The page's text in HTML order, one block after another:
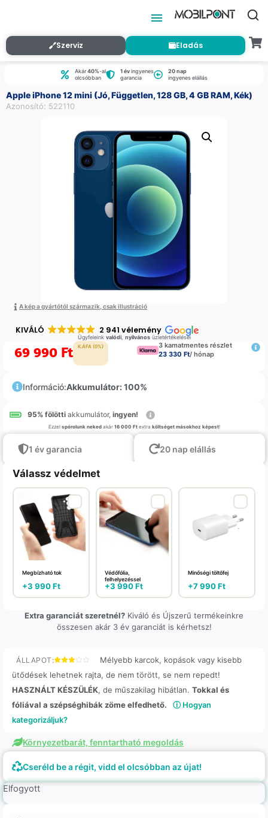
Szerviz Eladás
Akár40%-al
olcsóbban
1 évingyenes
garancia
20 nap
ingyenes elállás
Apple iPhone 12 mini (Jó, Független, 128 GB, 4 GB RAM, Kék)
Azonosító: 522110
A kép a gyártótól származik, csak illustráció
KIVÁLÓ 2 941 vélemény
Ügyfeleink valódi, nyilvánosüzletértékelései
69 990 Ft K.ÁFA (0%)
3 kamatmentes részlet
23 330 Ft/ hónap
Információ:Akkumulátor: 100%
95% fölötti akkumulátor, ingyen!
Ezzel spórolunk nekedakár 16 000 Ftextra költséget másokhoz képest!
1 év garancia 20 nap elállás
Válassz védelmet
Megbízható tok
+3 990Ft
Védőfólia,
felhelyezéssel
+3 990Ft
Minőségi töltőfej
+7 990Ft
Extra garanciát szeretnél? Kiváló és Újszerű termékeinkre
összesen akár 3 év garanciát is kérhetsz!
ÁLLAPOT:
Mélyebb karcok, kopások vagy kisebb
ütődések lehetnek rajta, de nem törött, se nem repedt!
HASZNÁLT KÉSZÜLÉK, de műszakilag hibátlan. Tokkal és
fóliával a szépséghibák zöme elfedhető.
ⓘ Hogyan
kategorizáljuk?
Környezetbarát, fenntartható megoldás
Cseréld be a régit, vidd el olcsóbban az újat!
Elfogyott